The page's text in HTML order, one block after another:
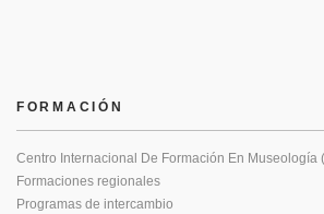
FORMACIÓN
Centro Internacional De Formación En Museología
Formaciones regionales
Programas de intercambio